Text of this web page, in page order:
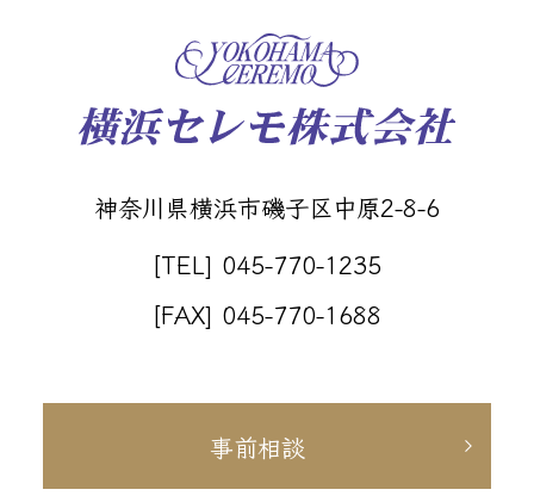
神奈川県横浜市磯子区中原2-8-6
[TEL] 045-770-1235
[FAX] 045-770-1688
事前相談